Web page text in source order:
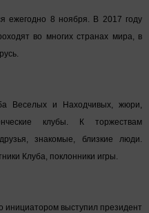
ежегодно 8 ноября. В 2017 году
во многих странах мира, в
Веселых и Находчивых, жюри,
клубы. К торжествам
знакомые, близкие люди.
Клуба, поклонники игры.
инициатором выступил президент